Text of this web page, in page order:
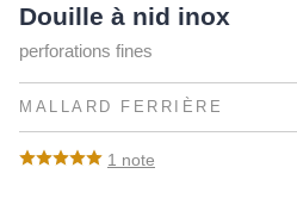
Douille à nid inox
perforations fines
MALLARD FERRIÈRE
1 note